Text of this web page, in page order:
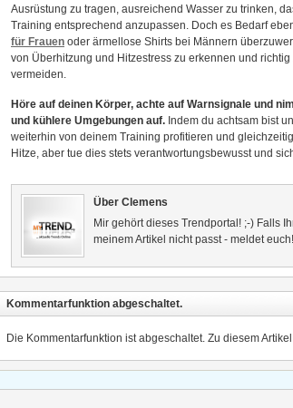
Ausrüstung zu tragen, ausreichend Wasser zu trinken,
Training entsprechend anzupassen. Doch es Bedarf
für Frauen oder ärmellose Shirts bei Männern
von Überhitzung und Hitzestress zu erkennen und
vermeiden.
Höre auf deinen Körper, achte auf Warnsignale und
und kühlere Umgebungen auf. Indem du achtsam bist
weiterhin von deinem Training profitieren und
Hitze, aber tue dies stets verantwortungsbewusst und
Über Clemens
Mir gehört dieses Trendportal! ;-) Falls
meinem Artikel nicht passt - meldet euch!
Kommentarfunktion abgeschaltet.
Die Kommentarfunktion ist abgeschaltet. Zu diesem